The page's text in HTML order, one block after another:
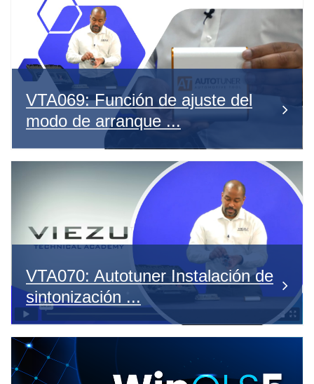
VTA069: Función de ajuste del
modo de arranque ...
VTA070: Autotuner Instalación de
sintonización ...